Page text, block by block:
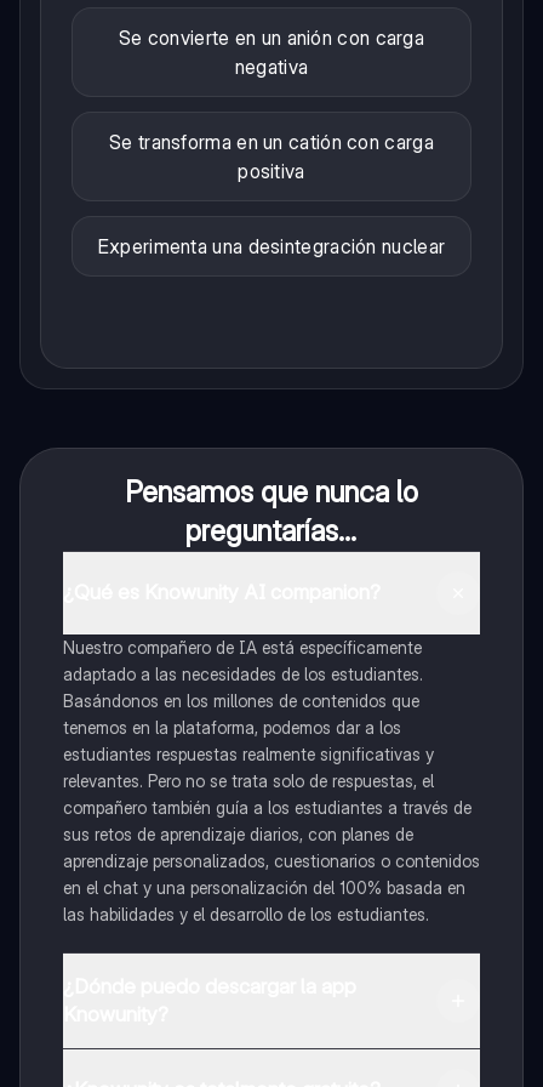
Se convierte en un anión con carga
negativa
Se transforma en un catión con carga
positiva
Experimenta una desintegración nuclear
Pensamos que nunca lo
preguntarías...
Nuestro compañero de IA está específicamente
adaptado a las necesidades de los estudiantes.
Basándonos en los millones de contenidos que
tenemos en la plataforma, podemos dar a los
estudiantes respuestas realmente significativas y
relevantes. Pero no se trata solo de respuestas, el
compañero también guía a los estudiantes a través de
sus retos de aprendizaje diarios, con planes de
aprendizaje personalizados, cuestionarios o contenidos
en el chat y una personalización del 100% basada en
las habilidades y el desarrollo de los estudiantes.